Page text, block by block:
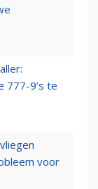
777-9’s te
voor